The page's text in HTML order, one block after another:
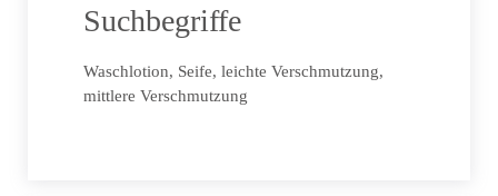
Suchbegriffe
Waschlotion, Seife, leichte Verschmutzung,
mittlere Verschmutzung